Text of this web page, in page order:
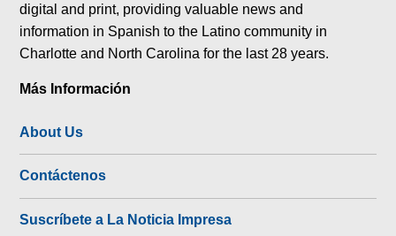
digital and print, providing valuable news and
information in Spanish to the Latino community in
Charlotte and North Carolina for the last 28 years.
Más Información
About Us
Contáctenos
Suscríbete a La Noticia Impresa